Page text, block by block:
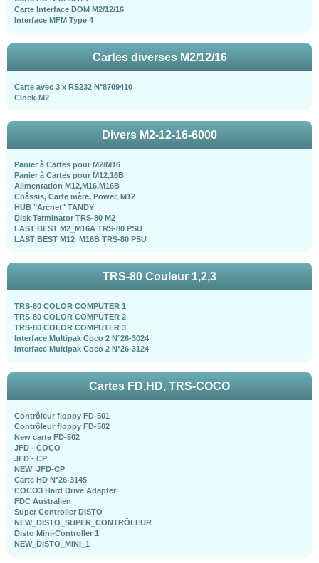
Carte Interface DOM M2/12/16
Interface MFM Type 4
Cartes diverses M2/12/16
Carte avec 3 x RS232 N°8709410
Clock-M2
Divers M2-12-16-6000
Panier à Cartes pour M2/M16
Panier à Cartes pour M12,16B
Alimentation M12,M16,M16B
Châssis, Carte mère, Power, M12
HUB "Arcnet" TANDY
Disk Terminator TRS-80 M2
LAST BEST M2_M16A TRS-80 PSU
LAST BEST M12_M16B TRS-80 PSU
TRS-80 Couleur 1,2,3
TRS-80 COLOR COMPUTER 1
TRS-80 COLOR COMPUTER 2
TRS-80 COLOR COMPUTER 3
Interface Multipak Coco 2 N°26-3024
Interface Multipak Coco 2 N°26-3124
Cartes FD,HD, TRS-COCO
Contrôleur floppy FD-501
Contrôleur floppy FD-502
New carte FD-502
JFD - COCO
JFD - CP
NEW_JFD-CP
Carte HD N°26-3145
COCO3 Hard Drive Adapter
FDC Australien
Super Controller DISTO
NEW_DISTO_SUPER_CONTRÖLEUR
Disto Mini-Controller 1
NEW_DISTO_MINI_1